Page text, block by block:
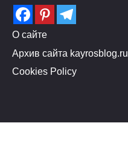
О сайте
Архив сайта kayrosblog.ru
Cookies Policy